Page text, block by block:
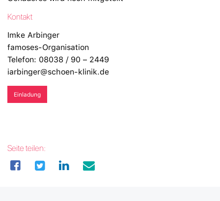
Kontakt
Imke Arbinger
famoses-Organisation
Telefon: 08038 / 90 – 2449
iarbinger@schoen-klinik.de
Einladung
Seite teilen: